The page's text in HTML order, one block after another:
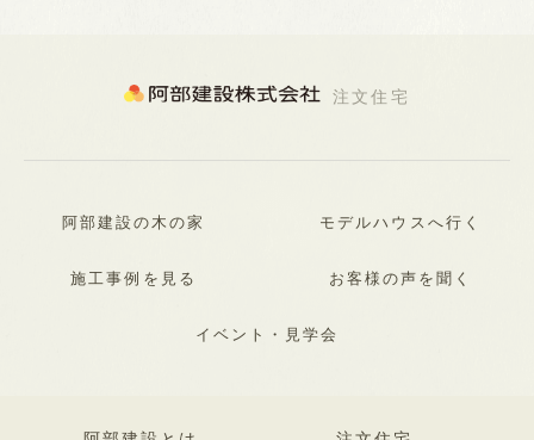
注文住宅
阿部建設の木の家 モデルハウスへ行く
施工事例を見る お客様の声を聞く
イベント・見学会